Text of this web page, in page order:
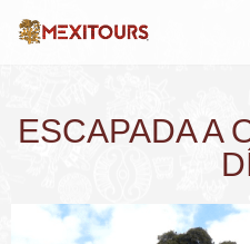
ESCAPADA A